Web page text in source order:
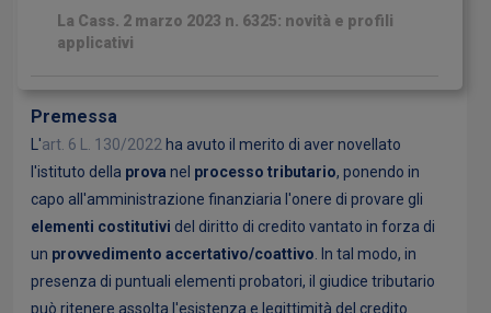
La Cass. 2 marzo 2023 n. 6325: novità e profili
applicativi
Premessa
L'art. 6 L. 130/2022 ha avuto il merito di aver novellato
l'istituto della prova nel processo tributario, ponendo in
capo all'amministrazione finanziaria l'onere di provare gli
elementi costitutivi del diritto di credito vantato in forza di
un provvedimento accertativo/coattivo . In tal modo, in
presenza di puntuali elementi probatori, il giudice tributario
può ritenere assolta l'esistenza e legittimità del credito